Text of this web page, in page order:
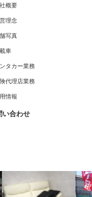
概要
理念
写真
車
タカー業務
代理店業務
情報
い合わせ